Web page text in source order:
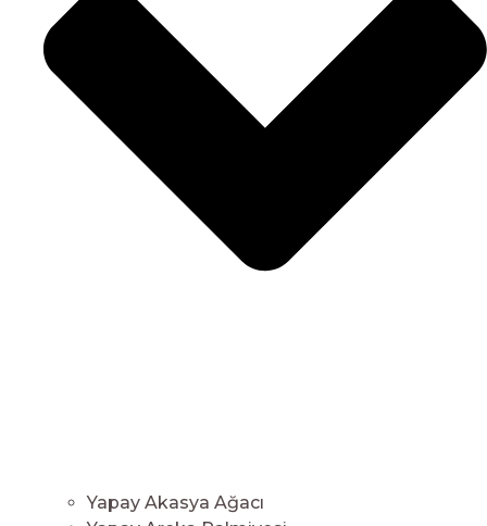
Yapay Akasya Ağacı